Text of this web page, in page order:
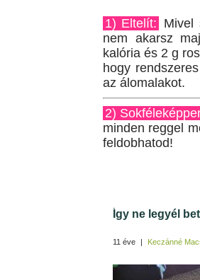
1) Eltelít: Mivel
nem akarsz
kalória és 2 g
hogy
az álomalakot.
2)
minden reggel
feldobhatod!
Így ne legyél
11 éve | Keczánné